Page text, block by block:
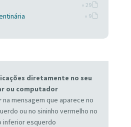
» 29
» 9
diretamente no seu
ou computador
na mensagem que aparece no
ou no sininho vermelho no
inferior esquerdo